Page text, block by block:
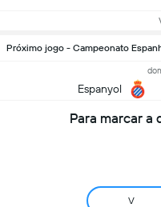
Próximo jogo - Campeonato
Espanyol
Para marcar a
V